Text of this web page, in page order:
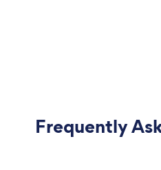
Frequently